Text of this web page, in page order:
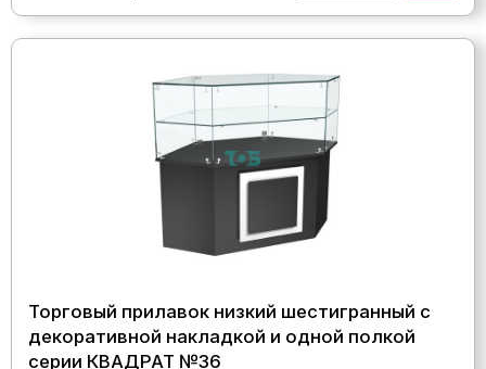
Торговый прилавок низкий шестигранный с
декоративной накладкой и одной полкой
серии КВАДРАТ №36